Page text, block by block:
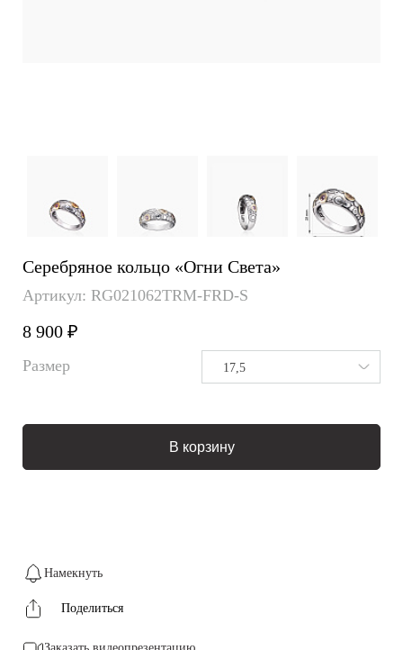
Серебряное кольцо «Огни Света»
Артикул: RG021062TRM-FRD-S
8 900 ₽
Размер 17,5
В корзину
Намекнуть
Поделиться